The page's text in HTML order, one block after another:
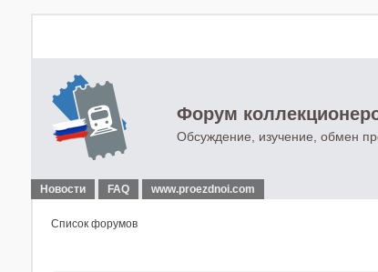
Новости FAQ www.proezdnoi.com
Форум
Обсуждение, изучение, обмен
Список форумов